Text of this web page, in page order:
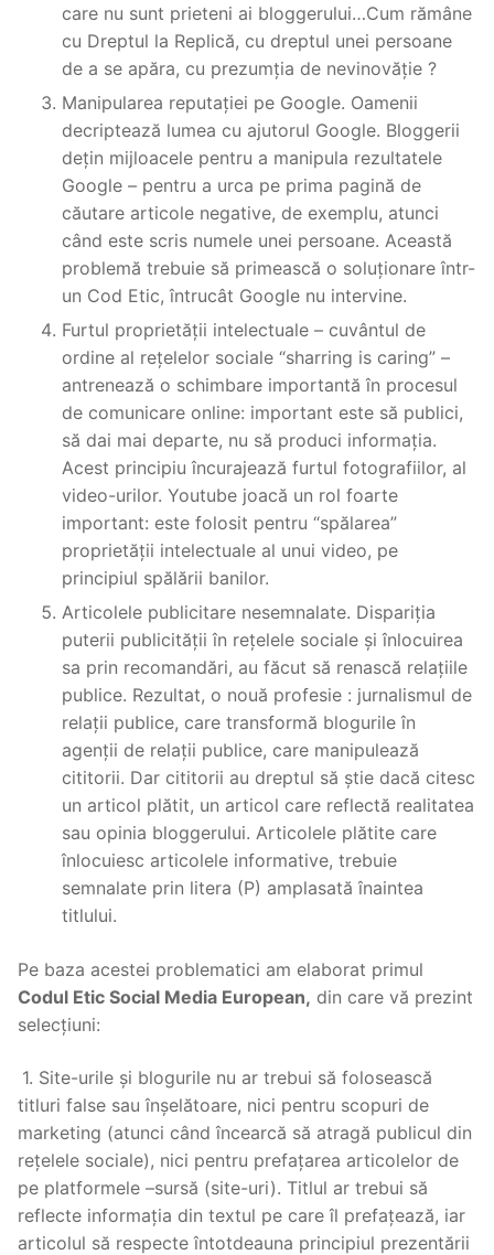
care nu sunt prieteni ai bloggerului…Cum rămâne
cu Dreptul la Replică, cu dreptul unei persoane
de a se apăra, cu prezumția de nevinovăție ?
Manipularea reputației pe Google. Oamenii
decriptează lumea cu ajutorul Google. Bloggerii
dețin mijloacele pentru a manipula rezultatele
Google – pentru a urca pe prima pagină de
căutare articole negative, de exemplu, atunci
când este scris numele unei persoane. Această
problemă trebuie să primească o soluționare într-
un Cod Etic, întrucât Google nu intervine.
Furtul proprietății intelectuale – cuvântul de
ordine al rețelelor sociale “sharring is caring” –
antrenează o schimbare importantă în procesul
de comunicare online: important este să publici,
să dai mai departe, nu să produci informația.
Acest principiu încurajează furtul fotografiilor, al
video-urilor. Youtube joacă un rol foarte
important: este folosit pentru “spălarea”
proprietății intelectuale al unui video, pe
principiul spălării banilor.
Articolele publicitare nesemnalate. Dispariția
puterii publicității în rețelele sociale și înlocuirea
sa prin recomandări, au făcut să renască relațiile
publice. Rezultat, o nouă profesie : jurnalismul de
relații publice, care transformă blogurile în
agenții de relații publice, care manipulează
cititorii. Dar cititorii au dreptul să știe dacă citesc
un articol plătit, un articol care reflectă realitatea
sau opinia bloggerului. Articolele plătite care
înlocuiesc articolele informative, trebuie
semnalate prin litera (P) amplasată înaintea
titlului.
Pe baza acestei problematici am elaborat primul
Codul Etic Social Media European, din care vă prezint
selecțiuni:
1. Site-urile și blogurile nu ar trebui să folosească
titluri false sau înșelătoare, nici pentru scopuri de
marketing (atunci când încearcă să atragă publicul din
rețelele sociale), nici pentru prefațarea articolelor de
pe platformele –sursă (site-uri). Titlul ar trebui să
reflecte informația din textul pe care îl prefațează, iar
articolul să respecte întotdeauna principiul prezentării